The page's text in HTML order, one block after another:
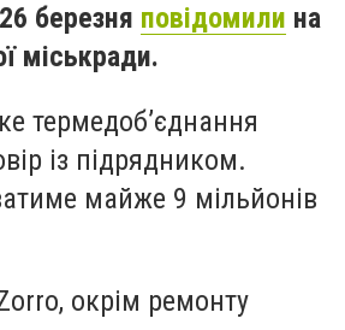
березня повідомили на
міськради.
термедоб’єднання
із підрядником.
майже 9 мільйонів
окрім ремонту